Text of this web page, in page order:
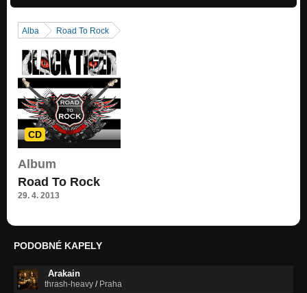
Alba Road To Rock
CD
Album
Road To Rock
29. 4. 2013
PODOBNÉ KAPELY
Arakain
thrash-heavy / Praha